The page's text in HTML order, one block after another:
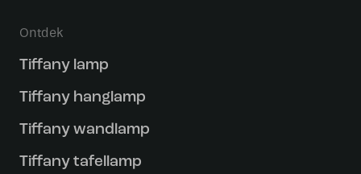
Ontdek
Tiffany lamp
Tiffany hanglamp
Tiffany wandlamp
Tiffany tafellamp